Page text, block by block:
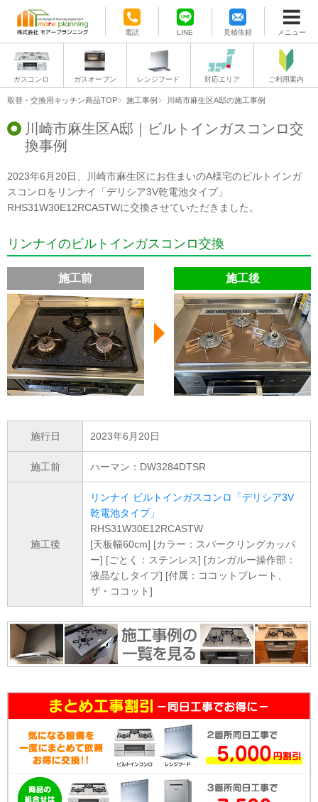
電話 LINE 見積依頼 メニュー
ガスコンロ ガスオーブン レンジフード 対応エリア ご利用案内
取替・交換用キッチン商品TOP 施工事例 川崎市麻生区A邸の施工事例
川崎市麻生区A邸｜ビルトインガスコンロ交
換事例
2023年6月20日、川崎市麻生区にお住まいのA様宅のビルトインガ
スコンロをリンナイ「デリシア3V乾電池タイプ」
RHS31W30E12RCASTWに交換させていただきました。
リンナイのビルトインガスコンロ交換
施工前 施工後
施行日 2023年6月20日
施工前 ハーマン：DW3284DTSR
施工後
リンナイ ビルトインガスコンロ「デリシア3V
乾電池タイプ」
RHS31W30E12RCASTW
[天板幅60cm] [カラー：スパークリングカッパ
ー] [ごとく：ステンレス] [カンガルー操作部：
液晶なしタイプ] [付属：ココットプレート、
ザ・ココット]